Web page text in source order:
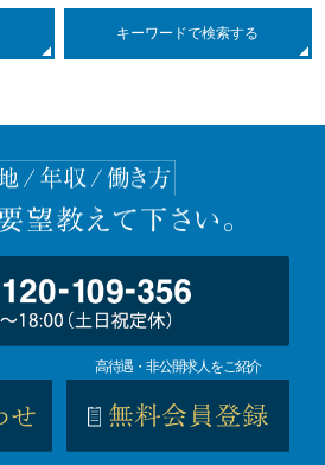
キーワードで検索する
高待遇・非公開求人をご紹介